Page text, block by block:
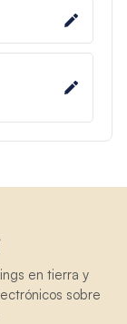
en tierra y
sobre